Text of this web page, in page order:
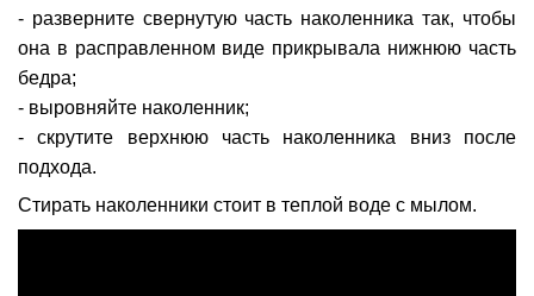
- разверните свернутую часть наколенника так, чтобы
она в расправленном виде прикрывала нижнюю часть
бедра;
- выровняйте наколенник;
- скрутите верхнюю часть наколенника вниз после
подхода.
Стирать наколенники стоит в теплой воде с мылом.